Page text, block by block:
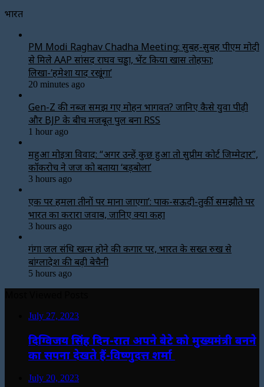
भारत
PM Modi Raghav Chadha Meeting: सुबह-सुबह पीएम मोदी
से मिले AAP सांसद राघव चड्ढा, भेंट किया खास तोहफा;
लिखा-‘हमेशा याद रखूंगा’
20 minutes ago
Gen-Z की नब्ज समझ गए मोहन भागवत? जानिए कैसे युवा पीढ़ी
और BJP के बीच मजबूत पुल बना RSS
1 hour ago
महुआ मोइत्रा विवाद: “अगर उन्हें कुछ हुआ तो सुप्रीम कोर्ट जिम्मेदार”,
कॉकरोच ने जज को बताया ‘बड़बोला’
3 hours ago
एक पर हमला तीनों पर माना जाएगा’: पाक-सऊदी-तुर्की समझौते पर
भारत का करारा जवाब, जानिए क्या कहा
3 hours ago
गंगा जल संधि खत्म होने की कगार पर, भारत के सख्त रुख से
बांग्लादेश की बढ़ी बेचैनी
5 hours ago
July 27, 2023
दिग्विजय सिंह दिन-रात अपने बेटे को मुख्यमंत्री बनने
का सपना देखते हैं-विष्णुदत्त शर्मा
July 20, 2023